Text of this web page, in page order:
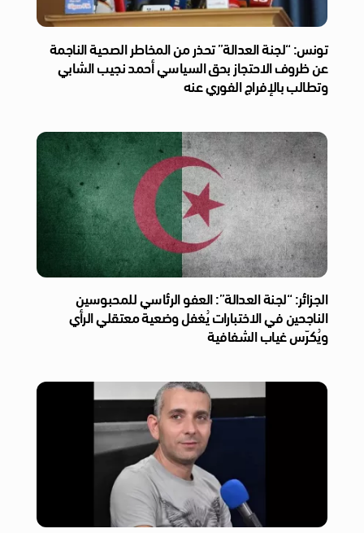
تونس: “لجنة العدالة” تحذر من المخاطر الصحية الناجمة
عن ظروف الاحتجاز بحق السياسي أحمد نجيب الشابي
وتطالب بالإفراج الفوري عنه
الجزائر: “لجنة العدالة”: العفو الرئاسي للمحبوسين
الناجحين في الاختبارات يُغفل وضعية معتقلي الرأي
ويُكرّس غياب الشفافية